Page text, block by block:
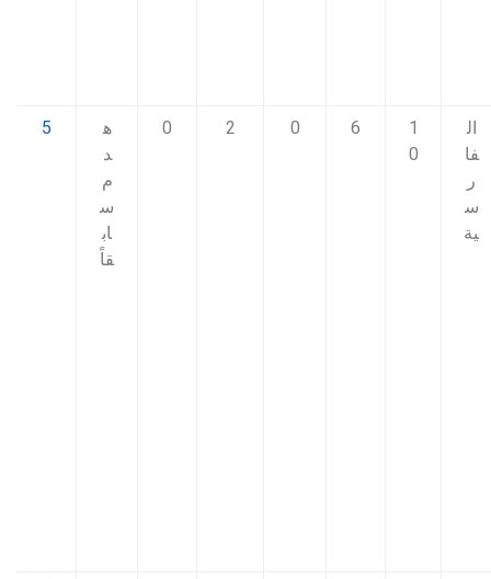
ال
فا
ر
س
ية
1
0
6
0
2
0
ه
د
م
س
اب
قاً
5